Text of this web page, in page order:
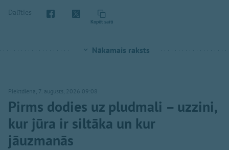
Dalīties
Kopēt saiti
Nākamais raksts
Piektdiena, 7. augusts, 2026 09:08
Pirms dodies uz pludmali – uzzini,
kur jūra ir siltāka un kur
jāuzmanās